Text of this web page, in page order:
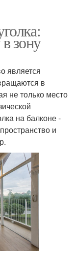
зону
является
в
не только место
на балконе -
и